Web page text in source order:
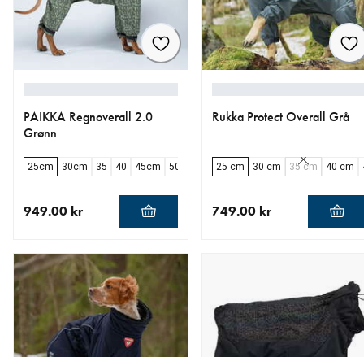
PAIKKA Regnoverall 2.0
Grønn
25cm 30cm 35 40 45cm 50cm 55cm 60cm 65cm 70 80
949.00 kr
Rukka Protect Overall Grå
25 cm 30 cm 35 cm 40 cm
749.00 kr